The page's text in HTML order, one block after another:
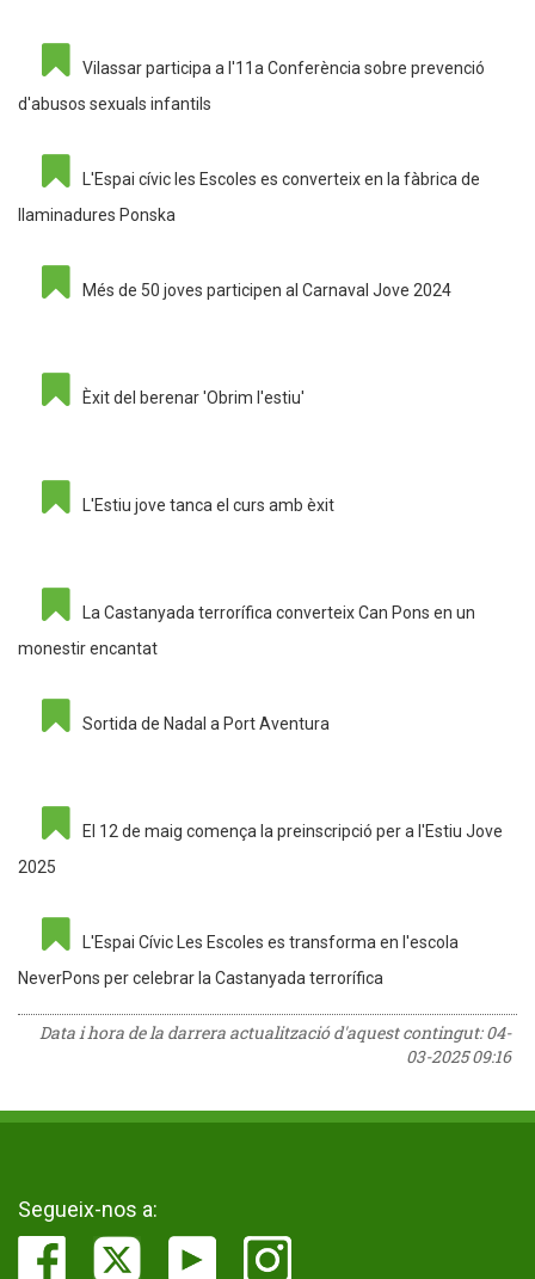
Vilassar participa a l'11a Conferència sobre prevenció
d'abusos sexuals infantils
L'Espai cívic les Escoles es converteix en la fàbrica de
llaminadures Ponska
Més de 50 joves participen al Carnaval Jove 2024
Èxit del berenar 'Obrim l'estiu'
L'Estiu jove tanca el curs amb èxit
La Castanyada terrorífica converteix Can Pons en un
monestir encantat
Sortida de Nadal a Port Aventura
El 12 de maig comença la preinscripció per a l'Estiu Jove
2025
L'Espai Cívic Les Escoles es transforma en l'escola
NeverPons per celebrar la Castanyada terrorífica
Data i hora de la darrera actualització d'aquest contingut:04-
03-2025 09:16
Segueix-nos a: